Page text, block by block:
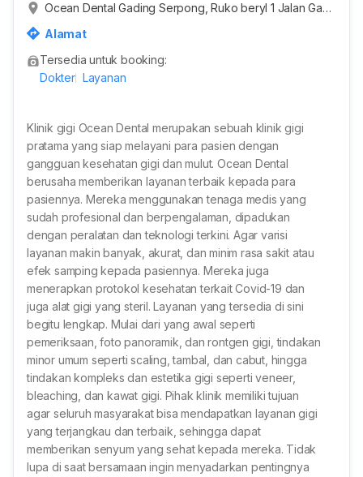
Ocean Dental Gading Serpong, Ruko beryl 1 Jalan Gadi
Alamat
Tersedia untuk booking:
Dokter Layanan
Klinik gigi Ocean Dental merupakan sebuah klinik gigi
pratama yang siap melayani para pasien dengan
gangguan kesehatan gigi dan mulut. Ocean Dental
berusaha memberikan layanan terbaik kepada para
pasiennya. Mereka menggunakan tenaga medis yang
sudah profesional dan berpengalaman, dipadukan
dengan peralatan dan teknologi terkini. Agar varisi
layanan makin banyak, akurat, dan minim rasa sakit atau
efek samping kepada pasiennya. Mereka juga
menerapkan protokol kesehatan terkait Covid-19 dan
juga alat gigi yang steril. Layanan yang tersedia di sini
begitu lengkap. Mulai dari yang awal seperti
pemeriksaan, foto panoramik, dan rontgen gigi, tindakan
minor umum seperti scaling, tambal, dan cabut, hingga
tindakan kompleks dan estetika gigi seperti veneer,
bleaching, dan kawat gigi. Pihak klinik memiliki tujuan
agar seluruh masyarakat bisa mendapatkan layanan gigi
yang terjangkau dan terbaik, sehingga dapat
memberikan senyum yang sehat kepada mereka. Tidak
lupa di saat bersamaan ingin menyadarkan pentingnya